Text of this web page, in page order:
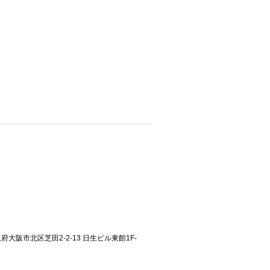
大阪市北区芝田2-2-13 日生ビル東館1F-